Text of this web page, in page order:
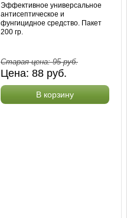
Эффективное универсальное
антисептическое и
фунгицидное средство. Пакет
200 гр.
Старая цена:95руб.
Цена: 88 руб.
В корзину